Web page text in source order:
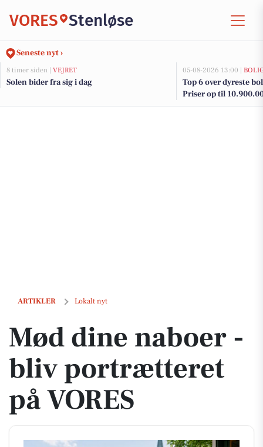
VORES Stenløse
Seneste nyt ›
8 timer siden | VEJRET
Solen bider fra sig i dag
05-08-2026 13:00 |
Top 6 over dyreste
Priser op til
ARTIKLER Lokalt nyt
Mød dine naboer - bliv portrætteret på VORES
Mød dine naboer -
bliv portrætteret
på VORES